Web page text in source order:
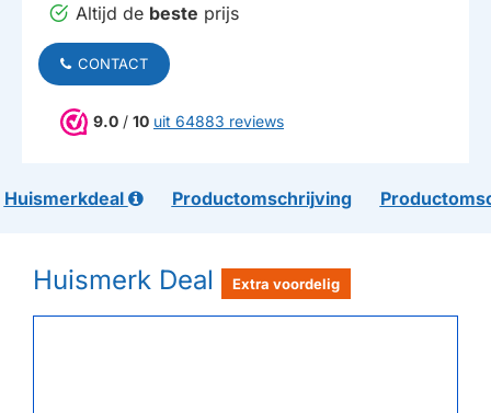
Altijd de beste prijs
CONTACT
9.0 / 10 uit 64883 reviews
Huismerkdeal Productomschrijving
Huismerk Deal Extra voordelig